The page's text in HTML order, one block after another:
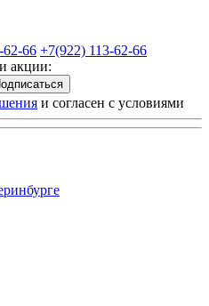
62-66 +7(922) 113-62-66
акции:
и согласен с условиями